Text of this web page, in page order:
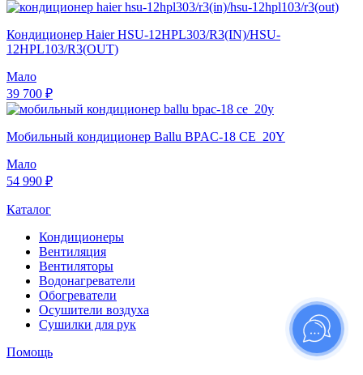
Кондиционер Haier HSU-12HPL303/R3(IN)/HSU-
12HPL103/R3(OUT)
Мало
39 700 ₽
Мобильный кондиционер Ballu BPAC-18 CE_20Y
Мало
54 990 ₽
Каталог
Кондиционеры
Вентиляция
Вентиляторы
Водонагреватели
Обогреватели
Осушители воздуха
Сушилки для рук
Помощь